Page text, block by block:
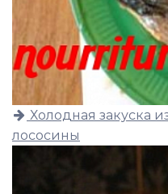
Холодная закуска
лососины